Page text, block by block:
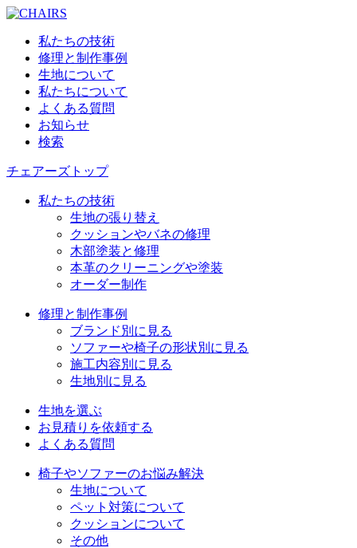
私たちの技術
修理と制作事例
生地について
私たちについて
よくある質問
お知らせ
検索
チェアーズトップ
私たちの技術
生地の張り替え
クッションやバネの修理
木部塗装と修理
本革のクリーニングや塗装
オーダー制作
修理と制作事例
ブランド別に見る
ソファーや椅子の形状別に見る
施工内容別に見る
生地別に見る
生地を選ぶ
お見積りを依頼する
よくある質問
椅子やソファーのお悩み解決
生地について
ペット対策について
クッションについて
その他